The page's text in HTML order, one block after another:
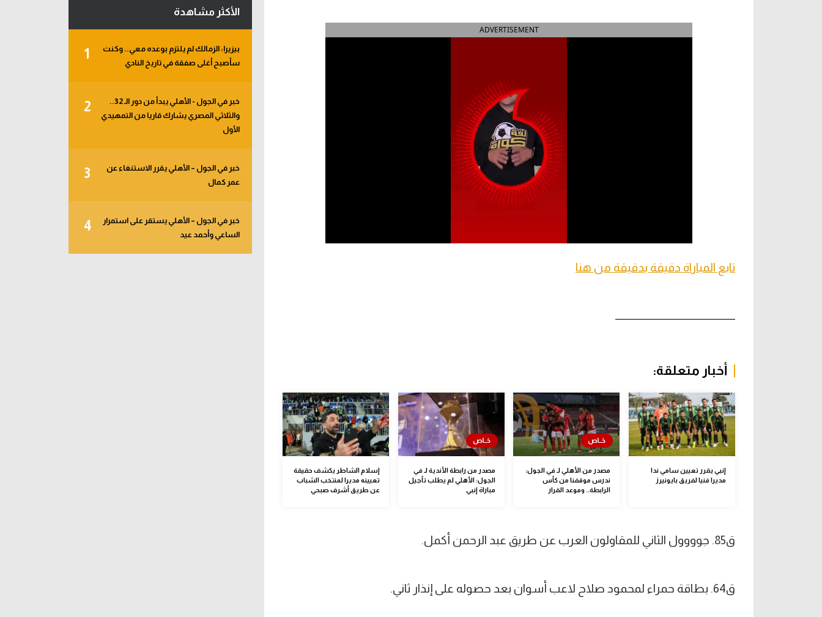
ADVERTISEMENT
تابع المباراة دقيقة بدقيقة من هنا
ـــــــــــــــــــــــــــــــــــــــــــــــــ
أخبار متعلقة:
إنبي يقرر تعيين سامي ندا
مديرا فنيا لفريق بايونيرز
مصدر من الأهلي لـ في الجول:
ندرس موقفنا من كأس
الرابطة.. وموعد القرار
مصدر من رابطة الأندية لـ في
الجول: الأهلي لم يطلب تأجيل
مباراة إنبي
إسلام الشاطر يكشف حقيقة
تعيينه مديرا لمنتخب الشباب
عن طريق أشرف صبحي
ق85. جوووول الثاني للمقاولون العرب عن طريق عبد الرحمن أكمل.
ق64. بطاقة حمراء لمحمود صلاح لاعب أسوان بعد حصوله على إنذار ثاني.
الأكثر مشاهدة
1
بيزيرا: الزمالك لم يلتزم بوعده معي.. وكنت
سأصبح أغلى صفقة في تاريخ النادي
2
خبر في الجول - الأهلي يبدأ من دور الـ 32..
والثلاثي المصري يشارك قاريا من التمهيدي
الأول
3
خبر في الجول – الأهلي يقرر الاستنغاء عن
عمر كمال
4
خبر في الجول – الأهلي يستقر على استمرار
الساعي وأحمد عيد